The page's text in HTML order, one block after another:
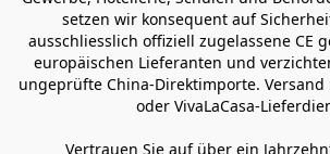
setzen wir konsequent auf
ausschliesslich offiziell zugelassene CE
europäischen Lieferanten und
ungeprüfte China-Direktimporte. Versand
oder VivaLaCasa-
Vertrauen Sie auf über ein